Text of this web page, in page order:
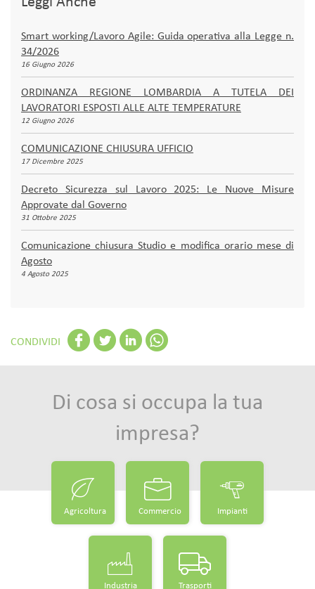
Smart working/Lavoro Agile: Guida operativa alla Legge n.
34/2026
16 Giugno 2026
ORDINANZA REGIONE LOMBARDIA A TUTELA DEI
LAVORATORI ESPOSTI ALLE ALTE TEMPERATURE
12 Giugno 2026
COMUNICAZIONE CHIUSURA UFFICIO
17 Dicembre 2025
Decreto Sicurezza sul Lavoro 2025: Le Nuove Misure
Approvate dal Governo
31 Ottobre 2025
Comunicazione chiusura Studio e modifica orario mese di
Agosto
4 Agosto 2025
CONDIVIDI
Di cosa si occupa la tua
impresa?
Agricoltura Commercio Impianti
Industria Trasporti